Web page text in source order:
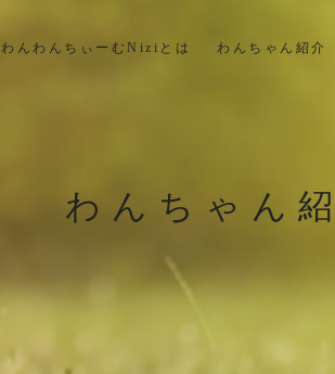
わんわんちぃーむNiziとは わんちゃん紹介
わんちゃん